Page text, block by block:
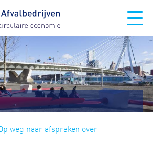
weg naar afspraken over